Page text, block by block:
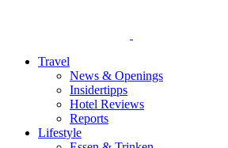
Travel
News & Openings
Insidertipps
Hotel Reviews
Reports
Lifestyle